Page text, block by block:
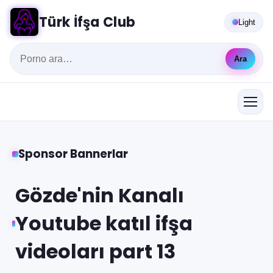
Türk İfşa Club
Ara
Light
Sponsor Bannerlar
Gözde'nin Kanalı
Youtube katıl ifşa
videoları part 13